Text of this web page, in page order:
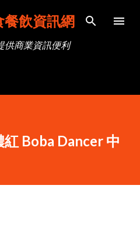
要內容
餐飲資訊網
供商業資訊便利
紅 Boba Dancer 中